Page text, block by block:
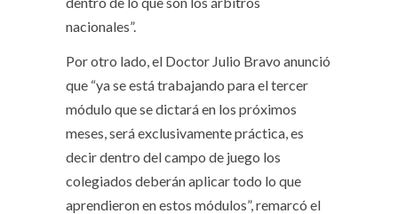
nacionales”.
Por otro lado, el Doctor Julio Bravo anunció
que “ya se está trabajando para el tercer
módulo que se dictará en los próximos
meses, será exclusivamente práctica, es
decir dentro del campo de juego los
colegiados deberán aplicar todo lo que
aprendieron en estos módulos”, remarcó el